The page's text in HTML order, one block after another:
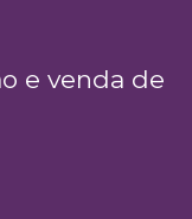
e venda de